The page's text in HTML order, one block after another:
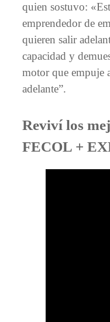
quien sostuvo:
emprendedor de
quieren salir
capacidad y
motor que empuje
adelante”.
Reviví los
FECOL +